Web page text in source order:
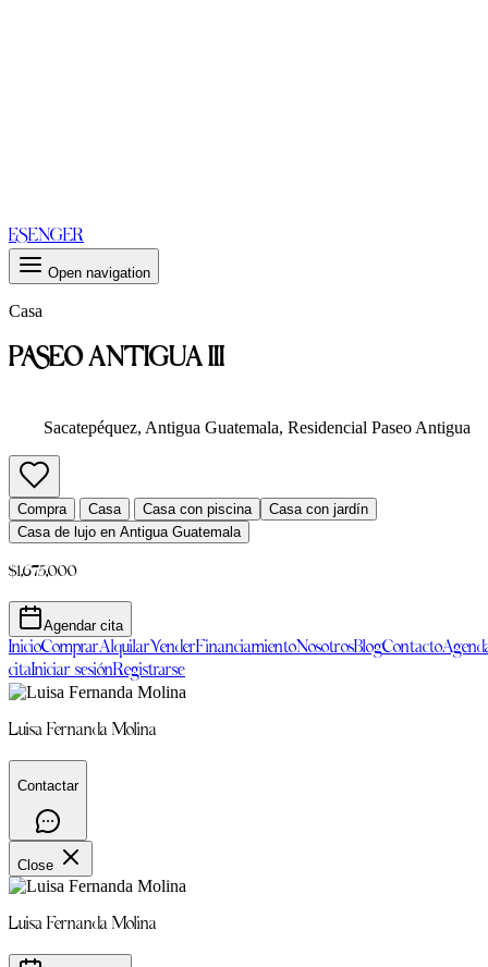
ESENGER
Open navigation
Casa
PASEO ANTIGUA III
Sacatepéquez, Antigua Guatemala, Residencial Paseo Antigua
Compra Casa Casa con piscina
Casa con jardín
Casa de lujo en Antigua Guatemala
$1,675,000
Agendar cita
InicioComprarAlquilarVenderFinanciamientoNosotrosBlogContacto
citaIniciar sesiónRegistrarse
Luisa Fernanda Molina
Contactar
Close
Luisa Fernanda Molina